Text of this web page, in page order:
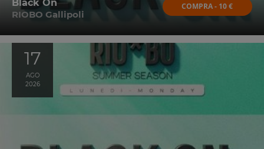
Black On
RIOBO Gallipoli
COMPRA - 10 €
17
AGO
2026